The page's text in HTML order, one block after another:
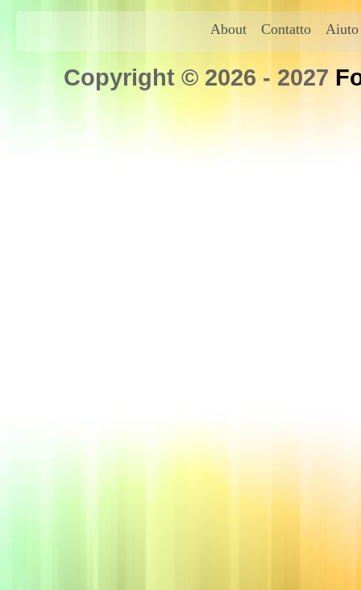
About Contatto Aiuto
Copyright © 2026 - 2027